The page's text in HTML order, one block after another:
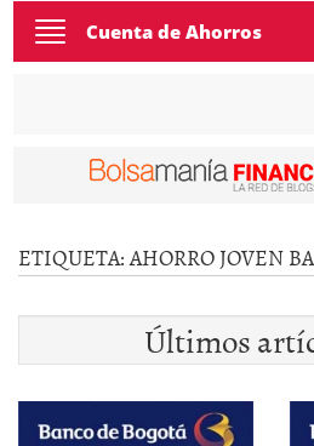
Toggle
navigation
Cuenta de Ahorros
ETIQUETA:AHORRO JOVEN
Últimos